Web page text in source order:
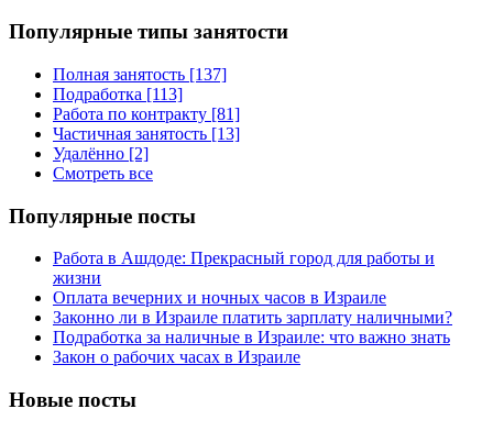
Популярные типы занятости
Полная занятость [137]
Подработка [113]
Работа по контракту [81]
Частичная занятость [13]
Удалённо [2]
Смотреть все
Популярные посты
Работа в Ашдоде: Прекрасный город для работы и
жизни
Оплата вечерних и ночных часов в Израиле
Законно ли в Израиле платить зарплату наличными?
Подработка за наличные в Израиле: что важно знать
Закон о рабочих часах в Израиле
Новые посты